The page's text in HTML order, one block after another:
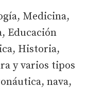
Medicina,
Educación
Historia,
y varios tipos
nava,